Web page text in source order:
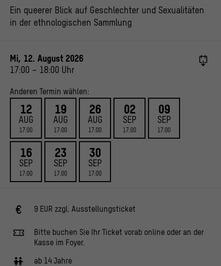
Ein queerer Blick auf Geschlechter und Sexualitäten
in der ethnologischen Sammlung
Mi, 12. August 2026
17:00 – 18:00 Uhr
Anderen Termin wählen:
12
AUG
17:00
19
AUG
17:00
26
AUG
17:00
02
SEP
17:00
09
SEP
17:00
16
SEP
17:00
23
SEP
17:00
30
SEP
17:00
9 EUR zzgl. Ausstellungsticket
Bitte buchen Sie Ihr Ticket vorab online oder an der
Kasse im Foyer.
ab 14 Jahre